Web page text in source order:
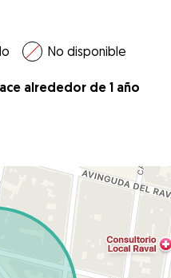
No disponible
alrededor de 1 año